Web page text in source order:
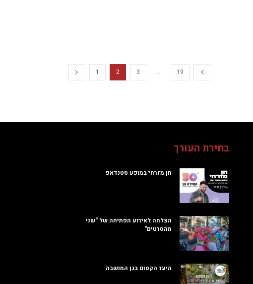
1 2 3 ... 19
בחירת העורך
חן מזרחי במופע סטנדאפ
הצלחה לאירוע הפתיחה של "שני
מהסרטים"
היער הקסום בגן המושבה